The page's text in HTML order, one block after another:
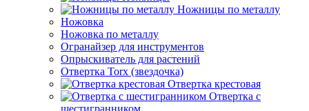
Ножницы по металлу
Ножовка
Ножовка по металлу
Огранайзер для инструментов
Опрыскиватель для растений
Отвертка Torx (звездочка)
Отвертка крестовая
Отвертка с
шестигранником